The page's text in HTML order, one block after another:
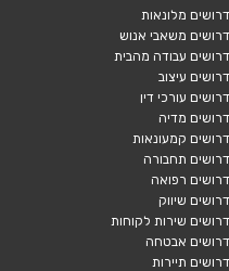
דרושים מלונאות
דרושים משאבי אנוש
דרושים עבודה מהבית
דרושים עיצוב
דרושים עורכי דין
דרושים מדיה
דרושים קמעונאות
דרושים תחבורה
דרושים רפואה
דרושים שיווק
דרושים שירות לקוחות
דרושים אבטחה
דרושים תיירות